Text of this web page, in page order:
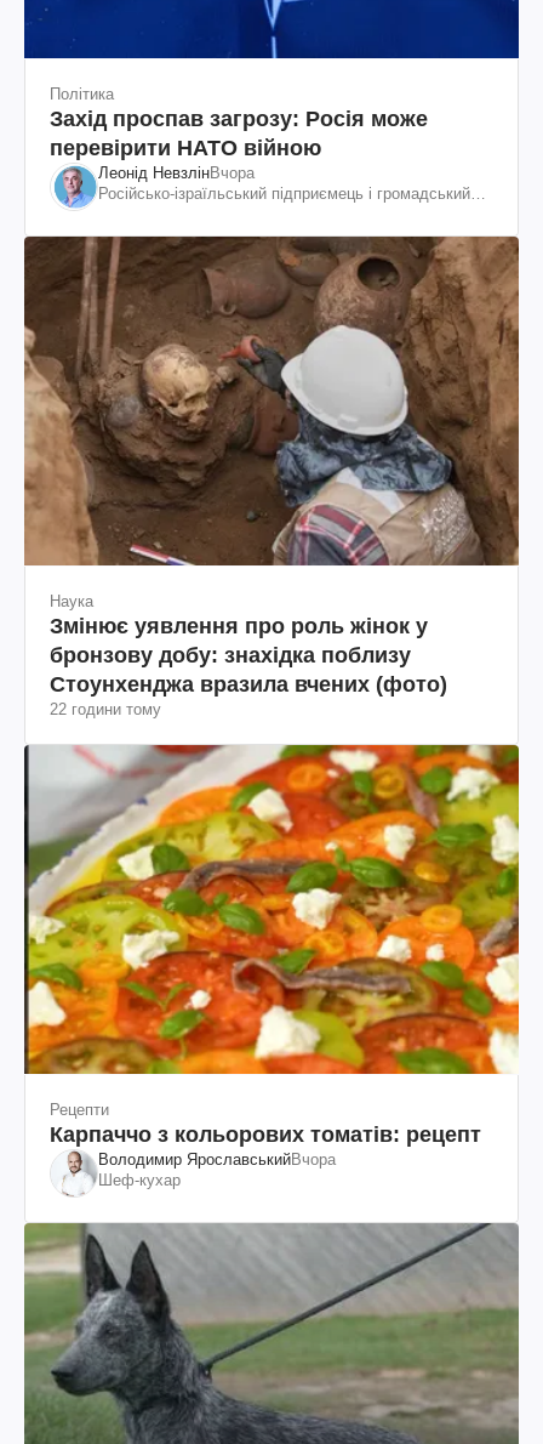
Політика
Захід проспав загрозу: Росія може
перевірити НАТО війною
Леонід НевзлінВчора
Російсько-ізраїльський підприємець і громадський
Наука
Змінює уявлення про роль жінок у
бронзову добу: знахідка поблизу
Стоунхенджа вразила вчених (фото)
22 години тому
Рецепти
Карпаччо з кольорових томатів: рецепт
Володимир ЯрославськийВчора
Шеф-кухар